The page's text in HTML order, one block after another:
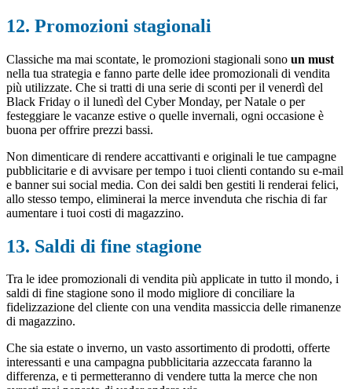
12. Promozioni stagionali
Classiche ma mai scontate, le promozioni stagionali sono un must
nella tua strategia e fanno parte delle idee promozionali di vendita
più utilizzate. Che si tratti di una serie di sconti per il venerdì del
Black Friday o il lunedì del Cyber Monday, per Natale o per
festeggiare le vacanze estive o quelle invernali, ogni occasione è
buona per offrire prezzi bassi.
Non dimenticare di rendere accattivanti e originali le tue campagne
pubblicitarie e di avvisare per tempo i tuoi clienti contando su e-mail
e banner sui social media. Con dei saldi ben gestiti li renderai felici,
allo stesso tempo, eliminerai la merce invenduta che rischia di far
aumentare i tuoi costi di magazzino.
13. Saldi di fine stagione
Tra le idee promozionali di vendita più applicate in tutto il mondo, i
saldi di fine stagione sono il modo migliore di conciliare la
fidelizzazione del cliente con una vendita massiccia delle rimanenze
di magazzino.
Che sia estate o inverno, un vasto assortimento di prodotti, offerte
interessanti e una campagna pubblicitaria azzeccata faranno la
differenza, e ti permetteranno di vendere tutta la merce che non